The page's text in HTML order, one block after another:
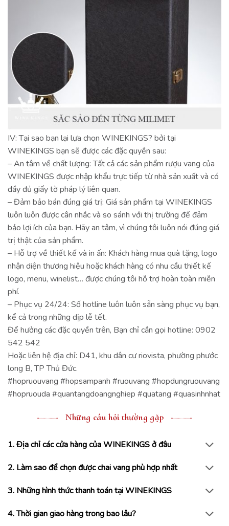
IV: Tại sao bạn lại lựa chọn WINEKINGS? bởi tại
WINEKINGS bạn sẽ được các đặc quyền sau:
– An tâm về chất lượng: Tất cả các sản phẩm rượu vang của
WINEKINGS được nhập khẩu trực tiếp từ nhà sản xuất và có
đầy đủ giấy tờ pháp lý liên quan.
– Đảm bảo bán đúng giá trị: Giá sản phẩm tại WINEKINGS
luôn luôn được cân nhắc và so sánh với thị trường để đảm
bảo lợi ích của bạn. Hãy an tâm, vì chúng tôi luôn nói đúng giá
trị thật của sản phẩm.
– Hỗ trợ về thiết kế và in ấn: Khách hàng mua quà tặng, logo
nhận diện thương hiệu hoặc khách hàng có nhu cầu thiết kế
logo, menu, winelist… được chúng tôi hỗ trợ hoàn toàn miễn
phí.
– Phục vụ 24/24: Số hotline luôn luôn sẵn sàng phục vụ bạn,
kể cả trong những dịp lễ tết.
Để hưởng các đặc quyền trên, Bạn chỉ cần gọi hotline: 0902
542 542
Hoặc liên hệ địa chỉ: D41, khu dân cư riovista, phường phước
long B, TP Thủ Đức.
#hopruouvang #hopsampanh #ruouvang #hopdungruouvang
#hopruouda #quantangdoangnghiep #quatang #quasinhnhat
Những câu hỏi thường gặp
1. Địa chỉ các cửa hàng của WINEKINGS ở đâu
2. Làm sao để chọn được chai vang phù hợp nhất
3. Những hình thức thanh toán tại WINEKINGS
4. Thời gian giao hàng trong bao lâu?